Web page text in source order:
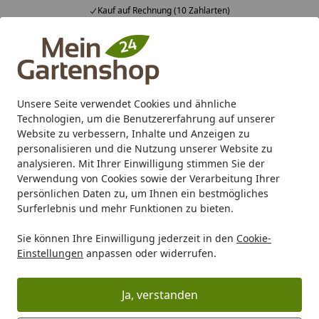
Unsere Seite verwendet Cookies und ähnliche
Technologien, um die Benutzererfahrung auf unserer
Website zu verbessern, Inhalte und Anzeigen zu
personalisieren und die Nutzung unserer Website zu
analysieren. Mit Ihrer Einwilligung stimmen Sie der
Verwendung von Cookies sowie der Verarbeitung Ihrer
persönlichen Daten zu, um Ihnen ein bestmögliches
Surferlebnis und mehr Funktionen zu bieten.
Sie können Ihre Einwilligung jederzeit in den Cookie-
Einstellungen anpassen oder widerrufen.
Ja, verstanden
Kauf auf Rechnung (10 Zahlarten)
Alle Produkte
Mein Konto
Suchen
Karibu Pools inkl. gratis Sandfilteranlage & Pool-
Starterset (Gesamtwert bis 468,99€)
Startseite
Carport/Garage/Vordach Carport Holz Einzelcarport Holz
Carport aus Leimholz Breite 321 cm